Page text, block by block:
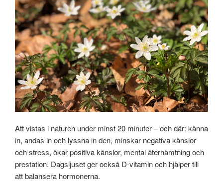
Att vistas i naturen under minst 20 minuter – och där: känna
in, andas in och lyssna in den, minskar negativa känslor
och stress, ökar positiva känslor, mental återhämtning och
prestation. Dagsljuset ger också D-vitamin och hjälper till
att balansera hormonerna.